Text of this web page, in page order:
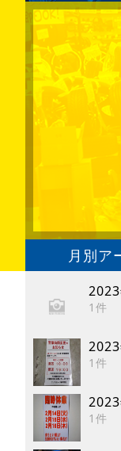
月別ア
1件
1件
1件